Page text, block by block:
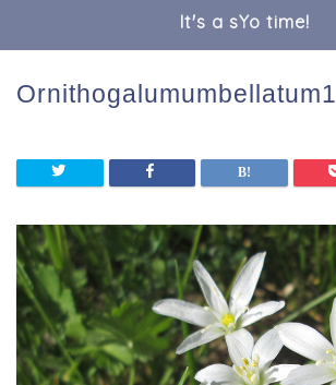
It's a sYo time!
Ornithogalumumbellatum1